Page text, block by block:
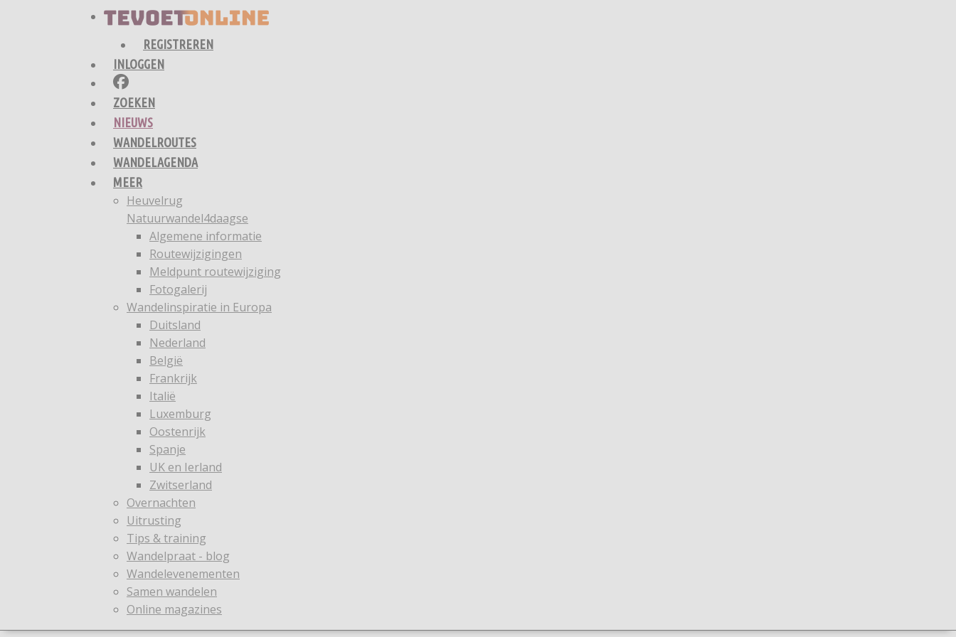
REGISTREREN
INLOGGEN
ZOEKEN
NIEUWS
WANDELROUTES
WANDELAGENDA
MEER
Heuvelrug
Natuurwandel4daagse
Algemene informatie
Routewijzigingen
Meldpunt routewijziging
Fotogalerij
Wandelinspiratie in Europa
Duitsland
Nederland
België
Frankrijk
Italië
Luxemburg
Oostenrijk
Spanje
UK en Ierland
Zwitserland
Overnachten
Uitrusting
Tips & training
Wandelpraat - blog
Wandelevenementen
Samen wandelen
Online magazines